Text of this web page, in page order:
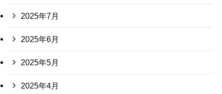
2025年7月
2025年6月
2025年5月
2025年4月